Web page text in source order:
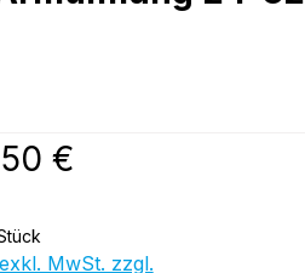
Preis:
€
MwSt. zzgl.